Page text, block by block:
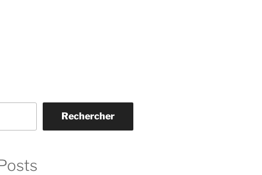
Rechercher